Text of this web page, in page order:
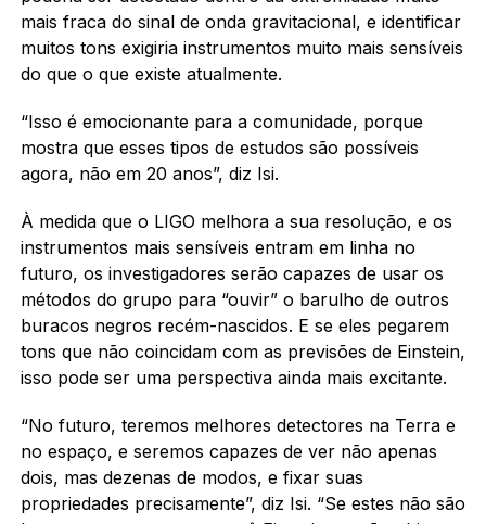
mais fraca do sinal de onda gravitacional, e identificar
muitos tons exigiria instrumentos muito mais sensíveis
do que o que existe atualmente.
“Isso é emocionante para a comunidade, porque
mostra que esses tipos de estudos são possíveis
agora, não em 20 anos”, diz Isi.
À medida que o LIGO melhora a sua resolução, e os
instrumentos mais sensíveis entram em linha no
futuro, os investigadores serão capazes de usar os
métodos do grupo para “ouvir” o barulho de outros
buracos negros recém-nascidos. E se eles pegarem
tons que não coincidam com as previsões de Einstein,
isso pode ser uma perspectiva ainda mais excitante.
“No futuro, teremos melhores detectores na Terra e
no espaço, e seremos capazes de ver não apenas
dois, mas dezenas de modos, e fixar suas
propriedades precisamente”, diz Isi. “Se estes não são